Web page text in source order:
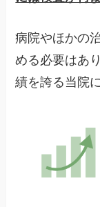
病院やほかの
める必要はあ
績を誇る当院